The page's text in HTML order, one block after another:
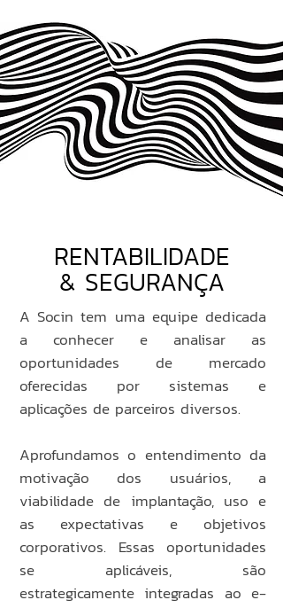
RENTABILIDADE
& SEGURANÇA
A Socin tem uma equipe dedicada
a conhecer e analisar as
oportunidades de mercado
oferecidas por sistemas e
aplicações de parceiros diversos.
Aprofundamos o entendimento da
motivação dos usuários, a
viabilidade de implantação, uso e
as expectativas e objetivos
corporativos. Essas oportunidades
se aplicáveis, são
estrategicamente integradas ao e-